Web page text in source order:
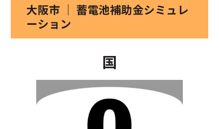
大阪市 ｜ 蓄電池補助金シミュレ
ーション
国